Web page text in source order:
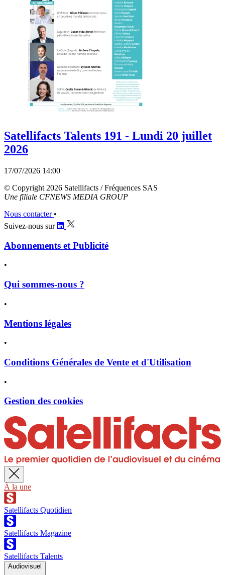
Satellifacts Talents 191 - Lundi 20 juillet
2026
17/07/2026 14:00
© Copyright 2026 Satellifacts / Fréquences SAS
Une filiale CFNEWS MEDIA GROUP
Nous contacter •
Suivez-nous sur
Abonnements et Publicité
•
Qui sommes-nous ?
•
Mentions légales
•
Conditions Générales de Vente et d'Utilisation
•
Gestion des cookies
À la une
Satellifacts Quotidien
Satellifacts Magazine
Satellifacts Talents
Audiovisuel